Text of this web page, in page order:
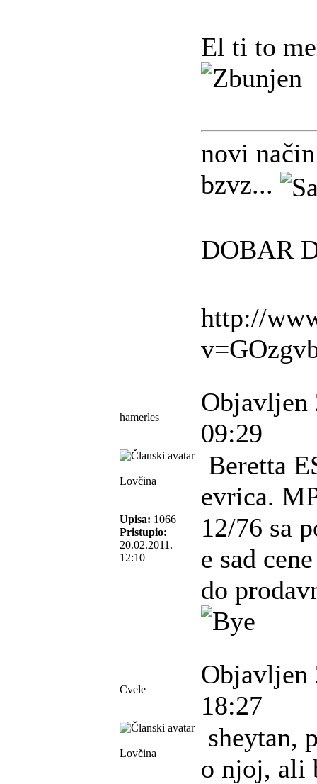
El ti to
novi
bzvz...
DOBAR
http://
hamerles
Objavljen
09:29
Lovčina
Upisa: 1066
Pristupio:
20.02.2011.
12:10
Beretta
evrica.
12/76 sa
e sad
do
Cvele
Objavljen
18:27
Lovčina
sheytan,
o njoj, ali